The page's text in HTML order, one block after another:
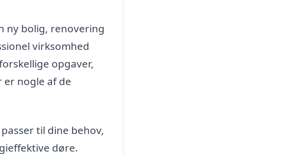
ny bolig, renovering
virksomhed
opgaver,
nogle af de
til dine behov,
døre.